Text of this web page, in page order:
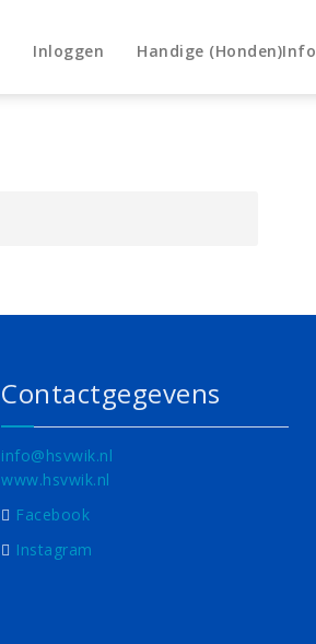
Inloggen Handige (Honden)Info
Contactgegevens
info@hsvwik.nl
www.hsvwik.nl
Facebook
Instagram